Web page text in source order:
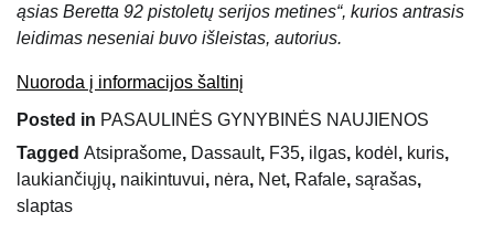
ąsias Beretta 92 pistoletų serijos metines“, kurios antrasis
leidimas neseniai buvo išleistas, autorius.
Nuoroda į informacijos šaltinį
Posted in PASAULINĖS GYNYBINĖS NAUJIENOS
Tagged Atsiprašome, Dassault, F35, ilgas, kodėl , kuris,
laukiančiųjų, naikintuvui, nėra, Net, Rafale, sąrašas,
slaptas